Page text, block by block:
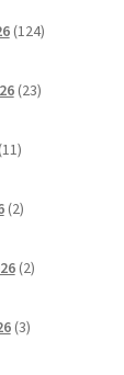
124izdelkov
23izdelkov
11izdelkov
2izdelka
2izdelka
3izdelki